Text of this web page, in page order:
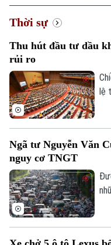
Chuyên mục
Thời sự
Thời sự
Thu hút đầu tư dầu
rủi ro
lệ
để
Ngã tư Nguyễn Văn
nguy cơ TNGT